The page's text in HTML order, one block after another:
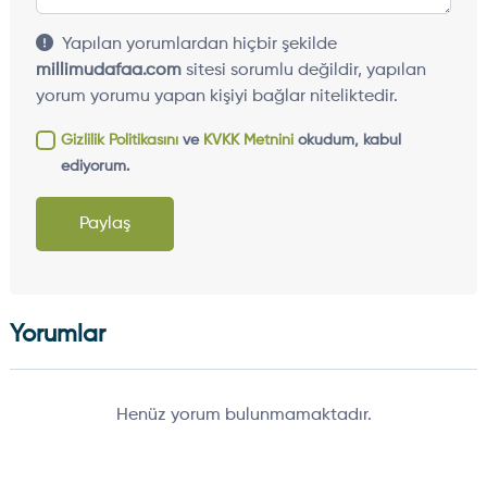
Yapılan yorumlardan hiçbir şekilde
millimudafaa.comsitesi sorumlu değildir, yapılan
yorum yorumu yapan kişiyi bağlar niteliktedir.
Gizlilik Politikasınıve KVKK Metniniokudum, kabul
ediyorum.
Paylaş
Yorumlar
Henüz yorum bulunmamaktadır.